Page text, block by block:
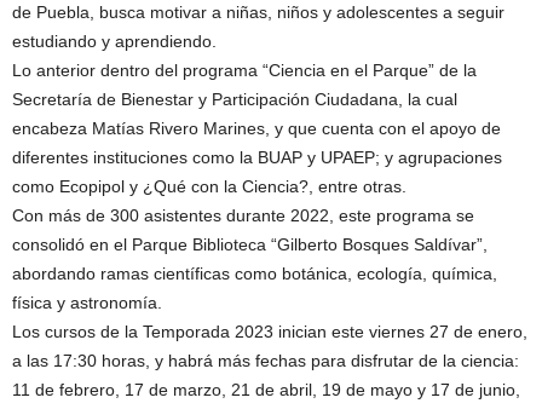
de Puebla, busca motivar a niñas, niños y adolescentes a seguir
estudiando y aprendiendo.
Lo anterior dentro del programa “Ciencia en el Parque” de la
Secretaría de Bienestar y Participación Ciudadana, la cual
encabeza Matías Rivero Marines, y que cuenta con el apoyo de
diferentes instituciones como la BUAP y UPAEP; y agrupaciones
como Ecopipol y ¿Qué con la Ciencia?, entre otras.
Con más de 300 asistentes durante 2022, este programa se
consolidó en el Parque Biblioteca “Gilberto Bosques Saldívar”,
abordando ramas científicas como botánica, ecología, química,
física y astronomía.
Los cursos de la Temporada 2023 inician este viernes 27 de enero,
a las 17:30 horas, y habrá más fechas para disfrutar de la ciencia:
11 de febrero, 17 de marzo, 21 de abril, 19 de mayo y 17 de junio,